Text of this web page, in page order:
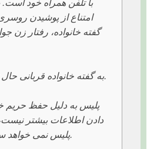
امتناع از پوشیدن
گفته خانواده، رفتار زن
به گفته خانواده قربانی حال نسبتاً خوبی دارد.
پلیس به دلیل حفظ
دادن اطلاعات بیشتر
پلیس نمی خواهد سن هر دو را بدهد.